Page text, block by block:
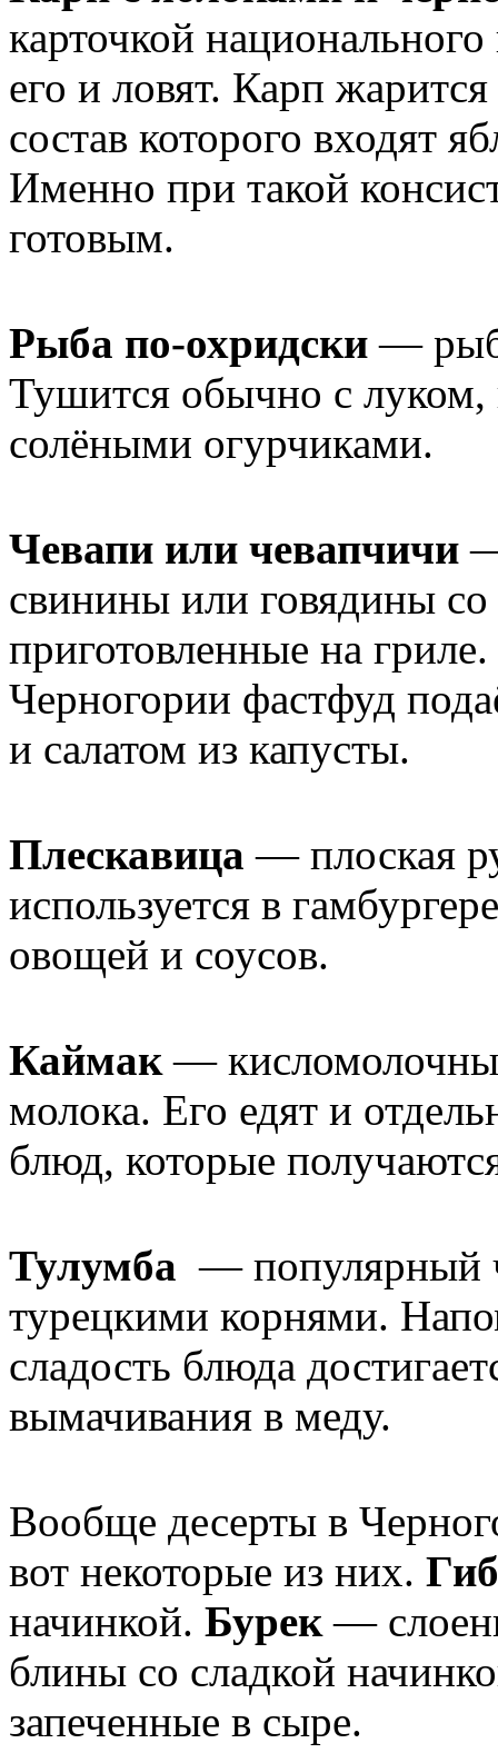
карточкой
его и ловят. Карп
состав которого входят
Именно при такой
готовым.
Рыба по-охридски —
Тушится обычно с луком,
солёными огурчиками.
Чевапи или чевапчичи
свинины или говядины
приготовленные на
Черногории фастфуд
и салатом из капусты.
Плескавица — плоская
используется в
овощей и соусов.
Каймак—
молока. Его едят и
блюд, которые
Тулумба — популярный
турецкими корнями.
сладость блюда
вымачивания в меду.
Вообще десерты в
вот некоторые из них.
начинкой. Бурек—
блины со сладкой
запеченные в сыре.